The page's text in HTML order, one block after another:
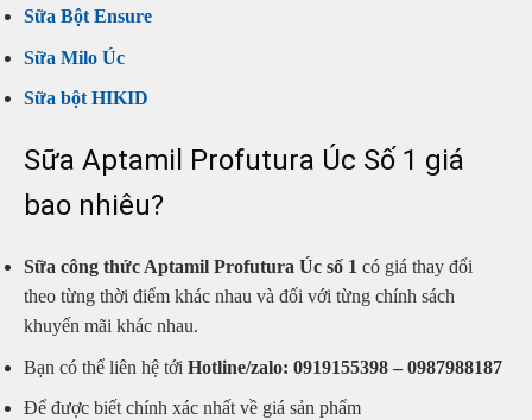
Sữa Bột Ensure
Sữa Milo Úc
Sữa bột HIKID
Sữa Aptamil Profutura Úc Số 1 giá
bao nhiêu?
Sữa công thức Aptamil Profutura Úc số 1 có giá thay đổi
theo từng thời điểm khác nhau và đối với từng chính sách
khuyến mãi khác nhau.
Bạn có thể liên hệ tới Hotline/zalo: 0919155398 – 0987988187
Để được biết chính xác nhất về giá sản phẩm